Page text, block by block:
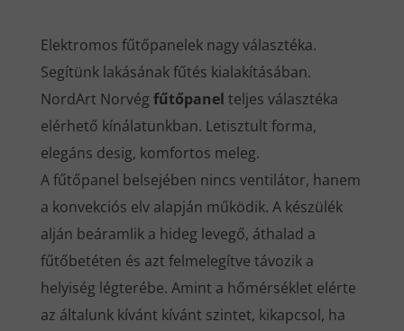
Elektromos fűtőpanelek nagy választéka.
Segítünk lakásának fűtés kialakításában.
NordArt Norvég fűtőpanel teljes választéka
elérhető kínálatunkban. Letisztult forma,
elegáns desig, komfortos meleg.
A fűtőpanel belsejében nincs ventilátor, hanem
a konvekciós elv alapján működik. A készülék
alján beáramlik a hideg levegő, áthalad a
fűtőbetéten és azt felmelegítve távozik a
helyiség légterébe. Amint a hőmérséklet elérte
az általunk kívánt kívánt szintet, kikapcsol, ha